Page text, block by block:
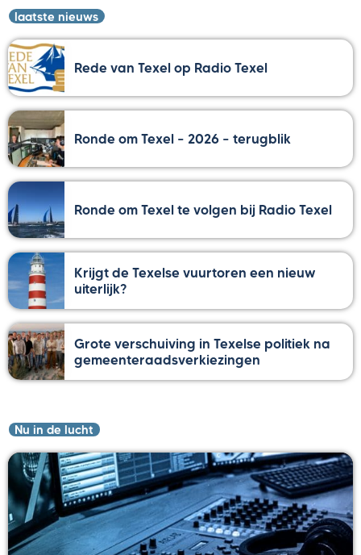
laatste nieuws
Rede van Texel op Radio Texel
Ronde om Texel – 2026 – terugblik
Ronde om Texel te volgen bij Radio Texel
Krijgt de Texelse vuurtoren een nieuw
uiterlijk?
Grote verschuiving in Texelse politiek na
gemeenteraadsverkiezingen
Nu in de lucht